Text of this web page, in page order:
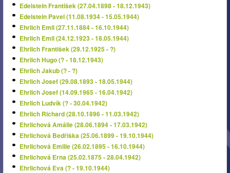
Edelstein František (27.04.1898 - 18.12.1943)
Edelstein Pavel (11.08.1934 - 15.05.1944)
Ehrlich Emil (27.11.1884 - 16.10.1944)
Ehrlich Emil (24.12.1923 - 18.05.1944)
Ehrlich František (29.12.1925 - ?)
Ehrlich Hugo (? - 18.12.1943)
Ehrlich Jakub (? - ?)
Ehrlich Josef (29.08.1893 - 18.05.1944)
Ehrlich Josef (14.09.1965 - 16.04.1942)
Ehrlich Ludvík (? - 30.04.1942)
Ehrlich Richard (28.10.1896 - 11.03.1942)
Ehrlichová Amálie (28.06.1894 - 17.03.1942)
Ehrlichová Bedřiška (25.06.1899 - 19.10.1944)
Ehrlichová Emilie (26.02.1895 - 16.10.1944)
Ehrlichová Erna (25.02.1875 - 28.04.1942)
Ehrlichová Eva (? - 19.10.1944)